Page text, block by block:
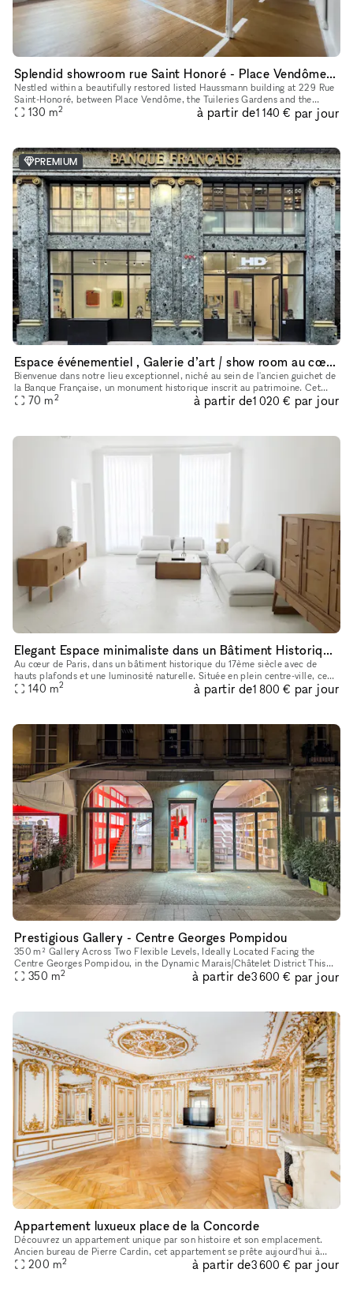
Splendid showroom rue Saint Honoré - Place Vendôme, in the heart of Paris fashion & culture district.
Nestled within a beautifully restored listed Haussmann building at 229 Rue
Saint-Honoré, between Place Vendôme, the Tuileries Gardens and the
Louvre, 229LAB offers one of Paris' most prestigious addr
130 m2 à partir de1 140 € par jour
PREMIUM
Espace événementiel , Galerie d’art / show room au cœur de Paris
Bienvenue dans notre lieu exceptionnel, niché au sein de l'ancien guichet de
la Banque Française, un monument historique inscrit au patrimoine. Cet
espace polyvalent offre une variété d'options pour
70 m2 à partir de1 020 € par jour
Elegant Espace minimaliste dans un Bâtiment Historique, Palais-Royal/ Louvre
Au cœur de Paris, dans un bâtiment historique du 17ème siècle avec de
hauts plafonds et une luminosité naturelle. Située en plein centre-ville, ce
lieu est parfait pour des événements éphémères ou de
140 m2 à partir de1 800 € par jour
Prestigious Gallery - Centre Georges Pompidou
350 m² Gallery Across Two Flexible Levels, Ideally Located Facing the
Centre Georges Pompidou, in the Dynamic Marais/Châtelet District This
exceptional space offers a modern, versatile environment,
350 m2 à partir de3 600 € par jour
Appartement luxueux place de la Concorde
Découvrez un appartement unique par son histoire et son emplacement.
Ancien bureau de Pierre Cardin, cet appartement se prête aujourd'hui à
l'organisation de vos événements prestigieux. Idéalement pl
200 m2 à partir de3 600 € par jour